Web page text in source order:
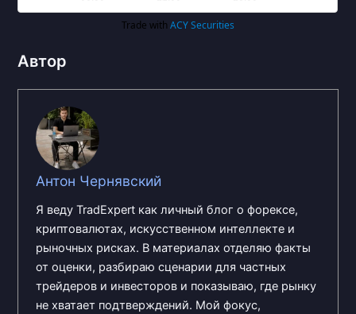
Автор
Антон Чернявский
Я веду TradExpert как личный блог о форексе,
криптовалютах, искусственном интеллекте и
рыночных рисках. В материалах отделяю факты
от оценки, разбираю сценарии для частных
трейдеров и инвесторов и показываю, где рынку
не хватает подтверждений. Мой фокус,